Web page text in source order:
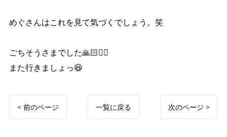
めぐさんはこれを見て気づくでしょう。笑
ごちそうさまでした🙏🏻❤️‍🔥
また行きましょっ😆
< 前のページ 一覧に戻る 次のページ >